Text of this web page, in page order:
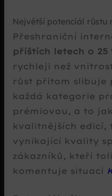
Největší potenciál růstu
Přeshraniční
příštích letech o 25
rychleji než
růst přitom slibuje
každá kategorie
prémiovou, a to
kvalitnějších edicí,
vynikající kvality
zákazníků, kteří
komentuje situaci